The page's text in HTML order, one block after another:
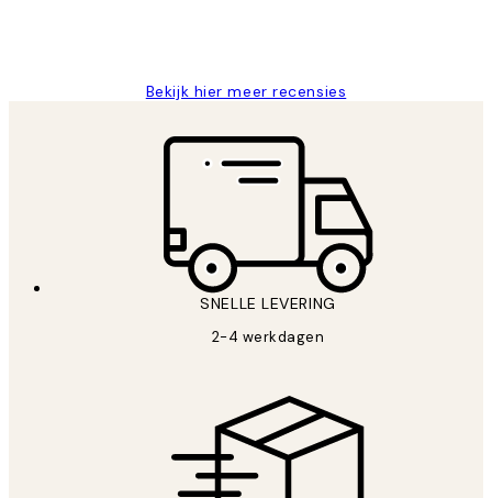
Bekijk hier meer recensies
SNELLE LEVERING
2-4 werkdagen